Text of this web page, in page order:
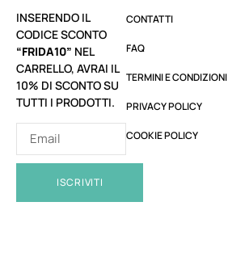
INSERENDO IL
CODICE SCONTO
“FRIDA10” NEL
CARRELLO, AVRAI IL
10% DI SCONTO SU
TUTTI I PRODOTTI.
ISCRIVITI
CONTATTI
FAQ
TERMINI E CONDIZIONI
PRIVACY POLICY
COOKIE POLICY